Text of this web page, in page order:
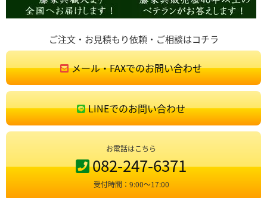
ご注文・お見積もり依頼・ご相談はコチラ
メール・FAXでのお問い合わせ
LINEでのお問い合わせ
お電話はこちら
082-247-6371
受付時間：9:00〜17:00